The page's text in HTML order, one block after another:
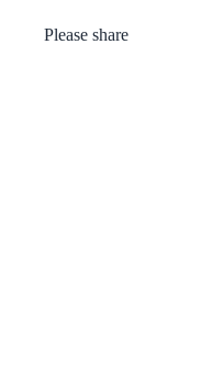
Please share